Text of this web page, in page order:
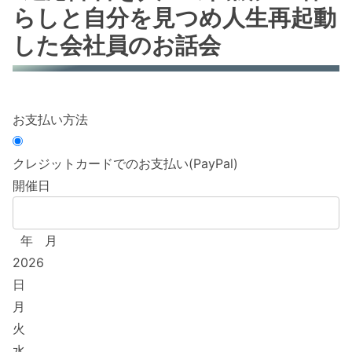
らしと自分を見つめ人生再起動
した会社員のお話会
お支払い方法
クレジットカードでのお支払い(PayPal)
開催日
年
月
2026
日
月
火